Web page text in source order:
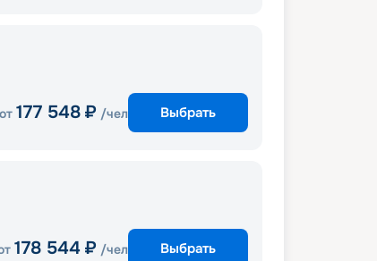
от 177 548 ₽ /чел Выбрать
178 544 ₽ /чел Выбрать